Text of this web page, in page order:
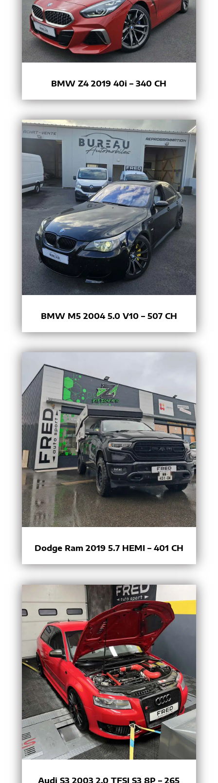
BMW Z4 2019 40i – 340 CH
BMW M5 2004 5.0 V10 – 507 CH
Dodge Ram 2019 5.7 HEMI – 401 CH
Audi S3 2003 2.0 TFSI S3 8P – 265